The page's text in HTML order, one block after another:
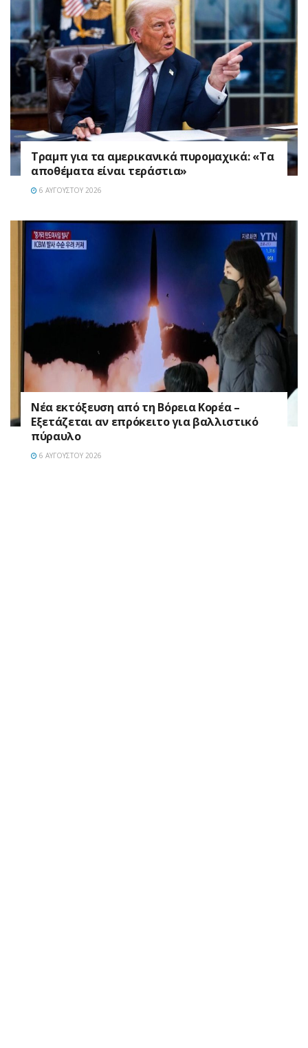
Τραμπ για τα αμερικανικά πυρομαχικά: «Τα
αποθέματα είναι τεράστια»
6 ΑΥΓΟΎΣΤΟΥ 2026
Νέα εκτόξευση από τη Βόρεια Κορέα –
Εξετάζεται αν επρόκειτο για βαλλιστικό
πύραυλο
6 ΑΥΓΟΎΣΤΟΥ 2026